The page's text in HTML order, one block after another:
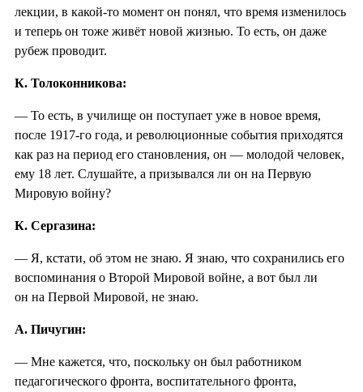
лекции, в какой-то момент он понял, что время изменилось
и теперь он тоже живёт новой жизнью. То есть, он даже
рубеж проводит.
К. Толоконникова:
— То есть, в училище он поступает уже в новое время,
после 1917-го года, и революционные события приходятся
как раз на период его становления, он — молодой человек,
ему 18 лет. Слушайте, а призывался ли он на Первую
Мировую войну?
К. Сергазина:
— Я, кстати, об этом не знаю. Я знаю, что сохранились его
воспоминания о Второй Мировой войне, а вот был ли
он на Первой Мировой, не знаю.
А. Пичугин:
— Мне кажется, что, поскольку он был работником
педагогического фронта, воспитательного фронта,